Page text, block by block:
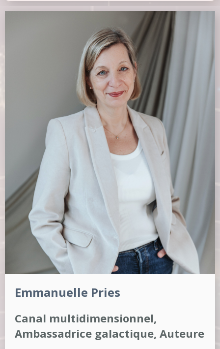
Emmanuelle Pries
Canal multidimensionnel,
Ambassadrice galactique, Auteure